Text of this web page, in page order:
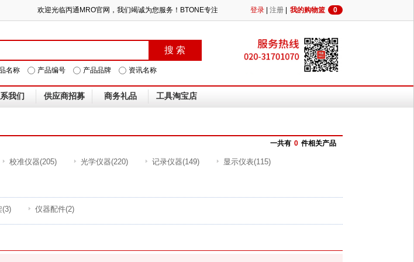
欢迎光临丙通MRO官网，我们竭诚为您服务！BTONE专注行业，提供更专业便捷的MRO供应！
我的购物篮 0
登录 注册
名称 产品编号 产品品牌 资讯名称
我们 供应商招募 商务礼品 工具淘宝店
一共有 0 件相关产品
校准仪器(205) 光学仪器(220) 记录仪器(149) 显示仪表(115)
(3) 仪器配件(2)